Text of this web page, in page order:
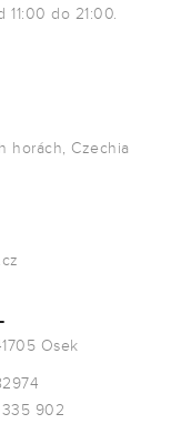
do 21:00.
horách, Czechia
Osek
902